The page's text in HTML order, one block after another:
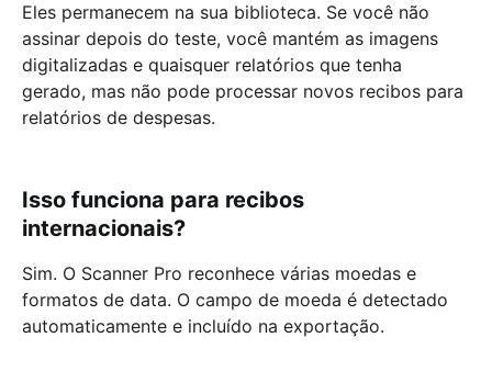
Eles permanecem na sua biblioteca. Se você não
assinar depois do teste, você mantém as imagens
digitalizadas e quaisquer relatórios que tenha
gerado, mas não pode processar novos recibos para
relatórios de despesas.
Isso funciona para recibos
internacionais?
Sim. O Scanner Pro reconhece várias moedas e
formatos de data. O campo de moeda é detectado
automaticamente e incluído na exportação.